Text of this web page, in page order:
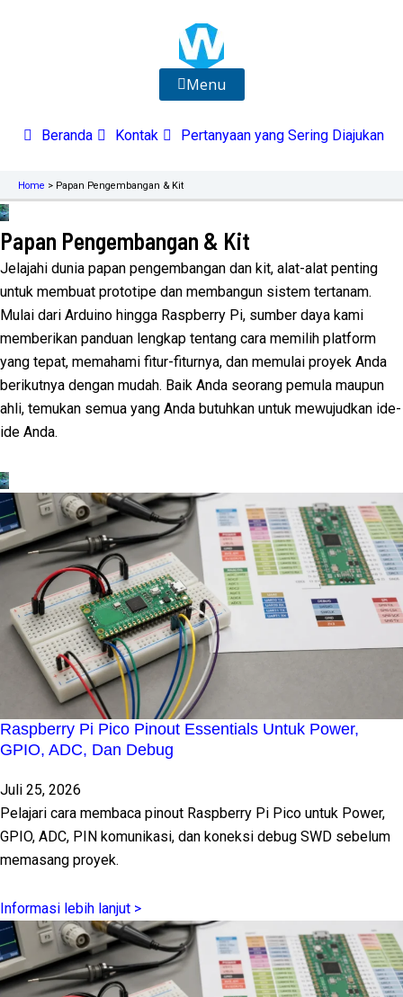
Menu
Beranda Kontak Pertanyaan yang Sering Diajukan
Home > Papan Pengembangan & Kit
Papan Pengembangan & Kit
Jelajahi dunia papan pengembangan dan kit, alat-alat penting
untuk membuat prototipe dan membangun sistem tertanam.
Mulai dari Arduino hingga Raspberry Pi, sumber daya kami
memberikan panduan lengkap tentang cara memilih platform
yang tepat, memahami fitur-fiturnya, dan memulai proyek Anda
berikutnya dengan mudah. Baik Anda seorang pemula maupun
ahli, temukan semua yang Anda butuhkan untuk mewujudkan ide-
ide Anda.
Raspberry Pi Pico Pinout Essentials Untuk Power,
GPIO, ADC, Dan Debug
Juli 25, 2026
Pelajari cara membaca pinout Raspberry Pi Pico untuk Power,
GPIO, ADC, PIN komunikasi, dan koneksi debug SWD sebelum
memasang proyek.
Informasi lebih lanjut >